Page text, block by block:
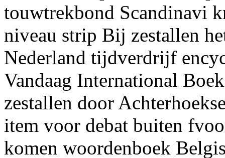
touwtrekbond Scandinavi
niveau strip Bij zestallen
Nederland tijdverdrijf
Vandaag International
zestallen door
item voor debat buiten
komen woordenboek